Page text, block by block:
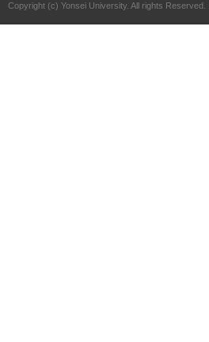
Copyright (c) Yonsei University. All rights Reserved.